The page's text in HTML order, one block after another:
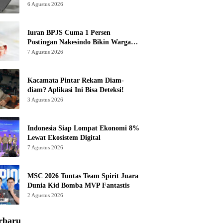
6 Agustus 2026
Iuran BPJS Cuma 1 Persen
Postingan Nakesindo Bikin Warganet
Murka
7 Agustus 2026
Kacamata Pintar Rekam Diam-
diam? Aplikasi Ini Bisa Deteksi!
3 Agustus 2026
Indonesia Siap Lompat Ekonomi 8%
Lewat Ekosistem Digital
7 Agustus 2026
MSC 2026 Tuntas Team Spirit Juara
Dunia Kid Bomba MVP Fantastis
2 Agustus 2026